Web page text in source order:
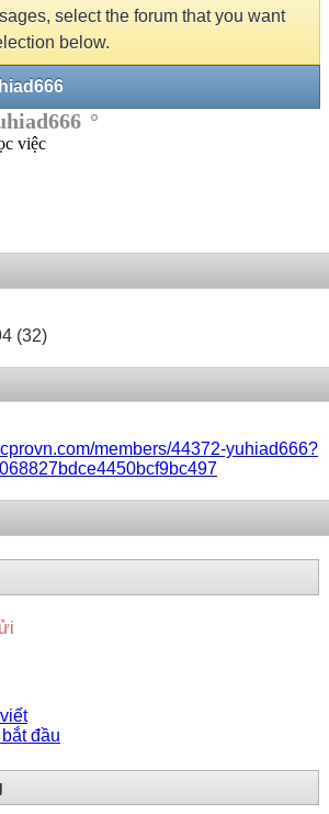
select the forum that you want
below.
việc
(32)
members/44372-yuhiad666?
đầu